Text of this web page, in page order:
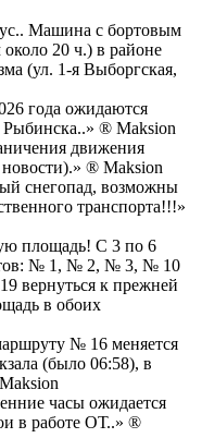
Машина с бортовым
20 ч.) в районе
(ул. 1-я Выборгская,
года ожидаются
® Maksion
движения
® Maksion
снегопад, возможны
транспорта!!!»
площадь! С 3 по 6
№ 1, № 2, № 3, № 10
вернуться к прежней
в обоих
№ 16 меняется
(было 06:58), в
часы ожидается
в работе ОТ..» ®